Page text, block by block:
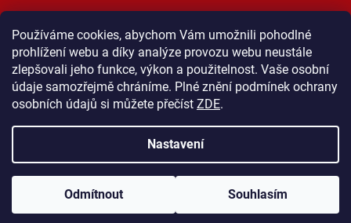
Používáme cookies, abychom Vám umožnili pohodlné
prohlížení webu a díky analýze provozu webu neustále
zlepšovali jeho funkce, výkon a použitelnost. Vaše osobní
údaje samozřejmě chráníme. Plné znění podmínek ochrany
osobních údajů si můžete přečíst ZDE.
Nastavení
Odmítnout Souhlasím
MOST ProTibet Vše o nákupu
Obchodní podmínky
Zásady ochrany osobních údajů
Kontakt
Vytvořil Shoptet
Copyright 2026Shop ProTibet . Všechna práva vyhrazena.